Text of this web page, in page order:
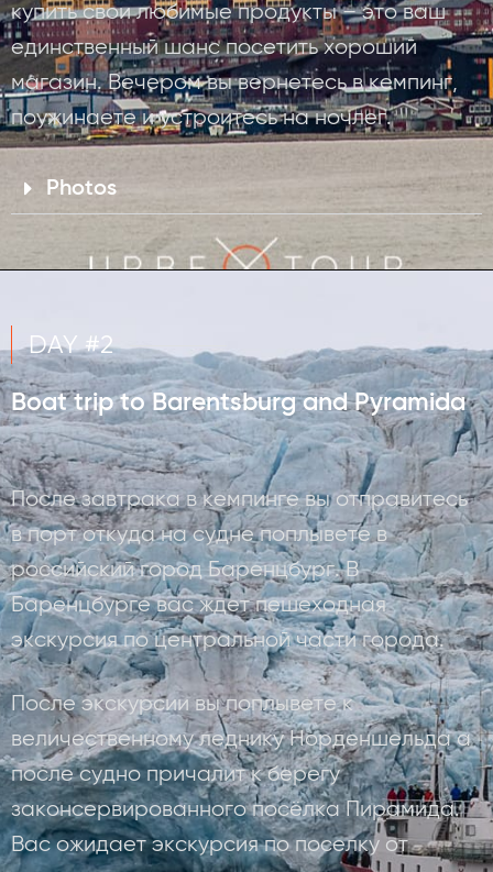
купить свои любимые продукты – это ваш
единственный шанс посетить хороший
магазин. Вечером вы вернетесь в кемпинг,
поужинаете и устроитесь на ночлег.
Photos
DAY #2
Boat trip to Barentsburg and Pyramida
После завтрака в кемпинге вы отправитесь
в порт откуда на судне поплывете в
российский город Баренцбург. В
Баренцбурге вас ждет пешеходная
экскурсия по центральной части города.
После экскурсии вы поплывете к
величественному леднику Норденшельда а
после судно причалит к берегу
законсервированного посёлка Пирамида.
Вас ожидает экскурсия по поселку от